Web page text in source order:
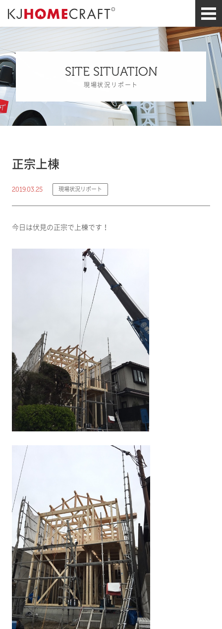
SITE SITUATION
現場状況リポート
正宗上棟
2019.03.25 現場状況リポート
今日は伏見の正宗で上棟です！